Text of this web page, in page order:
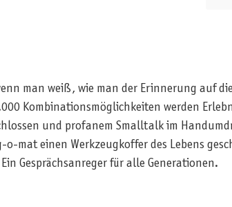
man weiß, wie man der Erinnerung auf
Kombinationsmöglichkeiten werden
und profanem Smalltalk im
o-mat einen Werkzeugkoffer des Lebens
Gesprächsanreger für alle Generationen.